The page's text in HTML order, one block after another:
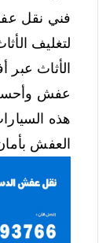
فني نقل
لتغليف
الأثاث
عفش
هذه
العفش